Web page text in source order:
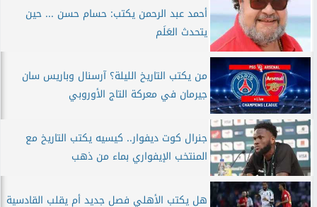
أحمد عبد الرحمن يكتب: حسام حسن ... حين
يتحدث العَلَم
من يكتب التاريخ الليلة؟ آرسنال وباريس سان
جيرمان في معركة التاج الأوروبي
جنرال كوت ديفوار.. كيسيه يكتب التاريخ مع
المنتخب الإيفواري بماء من ذهب
هل يكتب الأهلي فصل جديد أم يقلب القادسية